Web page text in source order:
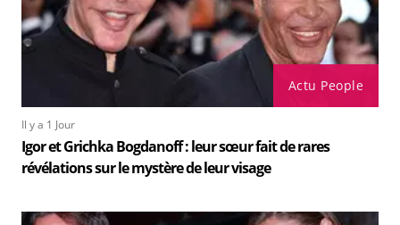
Actu People
Il y a 1 Jour
Igor et Grichka Bogdanoff : leur sœur fait de rares
révélations sur le mystère de leur visage